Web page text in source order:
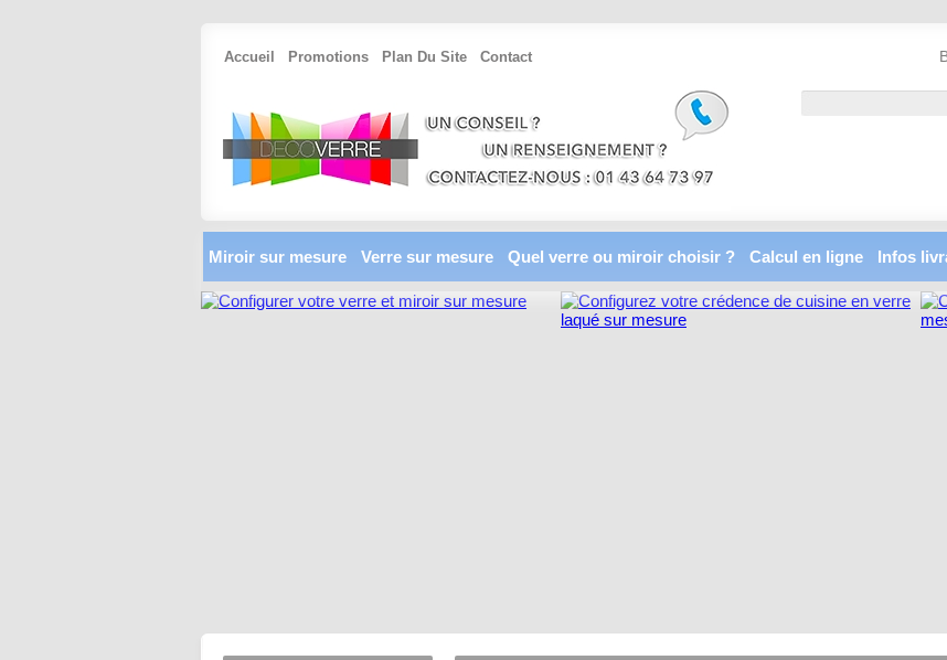
Miroir sur mesure Verre sur mesure Quel verre ou miroir choisir ? Calcul en ligne Infos
Accueil Promotions Plan Du Site Contact